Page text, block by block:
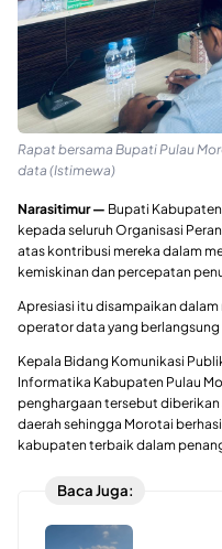
Rapat bersama Bupati Pulau
data (Istimewa)
Narasitimur — Bupati
kepada seluruh Organisasi
atas kontribusi mereka dalam
kemiskinan dan percepatan
Apresiasi itu disampaikan
operator data yang
Kepala Bidang Komunikasi
Informatika Kabupaten Pulau
penghargaan tersebut
daerah sehingga Morotai
kabupaten terbaik dalam
Baca Juga: